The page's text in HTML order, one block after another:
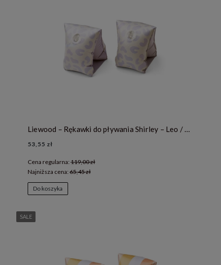
Liewood – Rękawki do pływania Shirley – Leo / Misty lilac
53,55 zł
Cena regularna: 119,00 zł
Najniższa cena: 65,45 zł
Do koszyka
SALE